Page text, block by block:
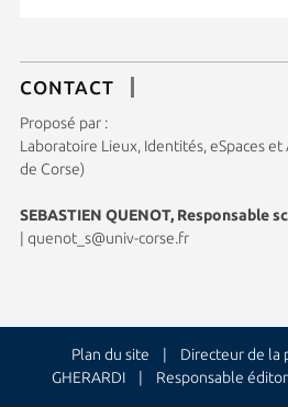
CONTACT
Proposé par :
Laboratoire Lieux, Identités, eSpaces
de Corse)
SEBASTIEN QUENOT, Responsable
quenot_s@univ-corse.fr
Plan du site | Directeur de la
GHERARDI | Responsable